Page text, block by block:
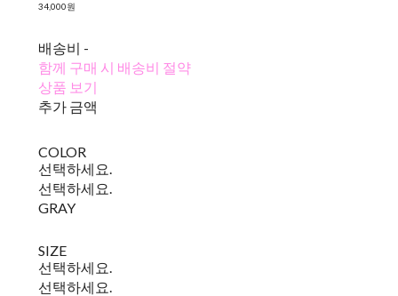
34,000원
배송비 -
함께 구매 시 배송비 절약
상품 보기
추가 금액
COLOR
선택하세요.
선택하세요.
GRAY
SIZE
선택하세요.
선택하세요.